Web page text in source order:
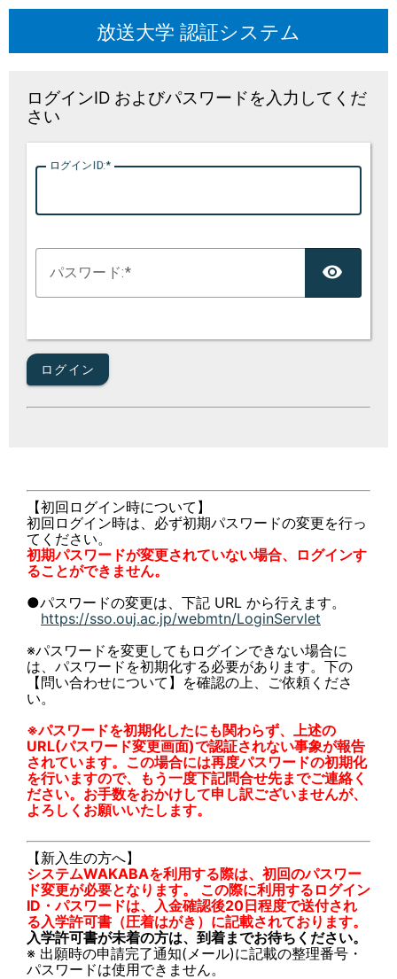
放送大学 認証システム
ログインID およびパスワードを入力してくだ
さい
ログインID:
パスワード:
ログイン
【初回ログイン時について】
初回ログイン時は、必ず初期パスワードの変更を行っ
てください。
初期パスワードが変更されていない場合、ログインす
ることができません。
●パスワードの変更は、下記 URL から行えます。
https://sso.ouj.ac.jp/webmtn/LoginServlet
※パスワードを変更してもログインできない場合に
は、パスワードを初期化する必要があります。下の
【問い合わせについて】を確認の上、ご依頼くださ
い。
※パスワードを初期化したにも関わらず、上述の
URL(パスワード変更画面)で認証されない事象が報告
されています。この場合には再度パスワードの初期化
を行いますので、もう一度下記問合せ先までご連絡く
ださい。お手数をおかけして申し訳ございませんが、
よろしくお願いいたします。
【新入生の方へ】
システムWAKABAを利用する際は、初回のパスワー
ド変更が必要となります。 この際に利用するログイン
ID・パスワードは、入金確認後20日程度で送付され
る入学許可書（圧着はがき）に記載されております。
入学許可書が未着の方は、到着までお待ちください。
※ 出願時の申請完了通知(メール)に記載の整理番号・
パスワードは使用できません。